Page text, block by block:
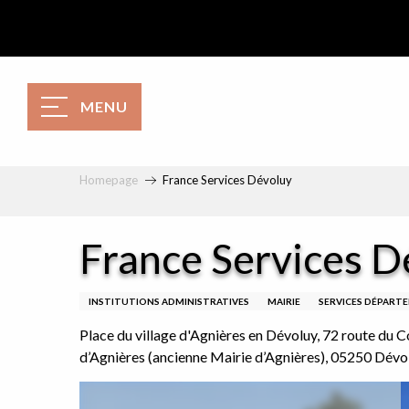
contenu
MENU
Homepage France Services Dévoluy
France Services
INSTITUTIONS ADMINISTRATIVES MAIRIE SERVICES
Place du village d'Agnières en Dévoluy, 72 route du
d’Agnières (ancienne Mairie d’Agnières), 05250